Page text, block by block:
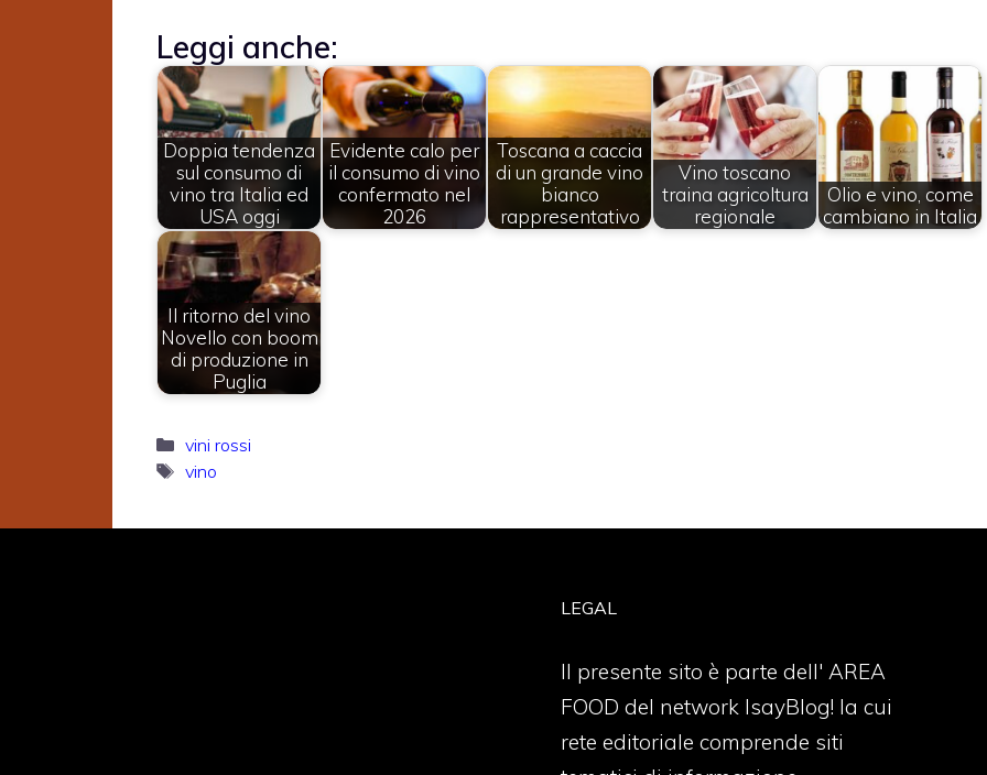
Leggi anche:
Doppia tendenza
sul consumo di
vino tra Italia ed
USA oggi
Evidente calo per
il consumo di vino
confermato nel
2026
Toscana a caccia
di un grande vino
bianco
rappresentativo
Vino toscano
traina agricoltura
regionale
Olio e vino, come
cambiano in Italia
Il ritorno del vino
Novello con boom
di produzione in
Puglia
Categorie
vini rossi
Tag
vino
LEGAL
Il presente sito è parte dell' AREA
FOOD del network IsayBlog! la cui
rete editoriale comprende siti